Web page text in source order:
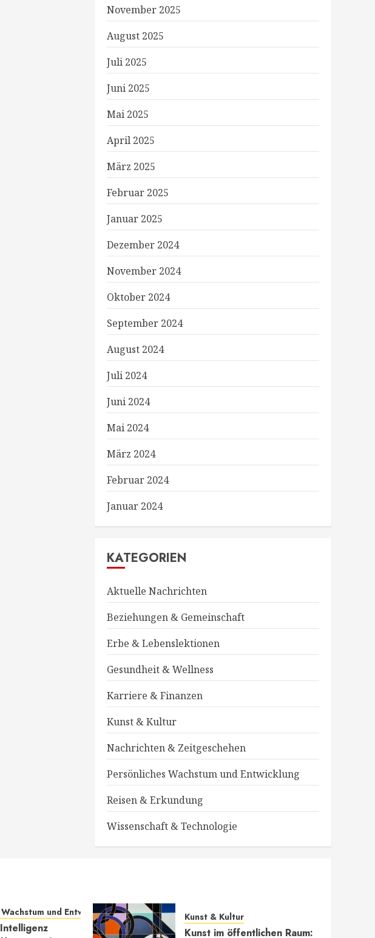
November 2025
August 2025
Juli 2025
Juni 2025
Mai 2025
April 2025
März 2025
Februar 2025
Januar 2025
Dezember 2024
November 2024
Oktober 2024
September 2024
August 2024
Juli 2024
Juni 2024
Mai 2024
März 2024
Februar 2024
Januar 2024
KATEGORIEN
Aktuelle Nachrichten
Beziehungen & Gemeinschaft
Erbe & Lebenslektionen
Gesundheit & Wellness
Karriere & Finanzen
Kunst & Kultur
Nachrichten & Zeitgeschehen
Persönliches Wachstum und Entwicklung
Reisen & Erkundung
Wissenschaft & Technologie
und Entwicklung Kunst & Kultur
Kunst im öffentlichen Raum: